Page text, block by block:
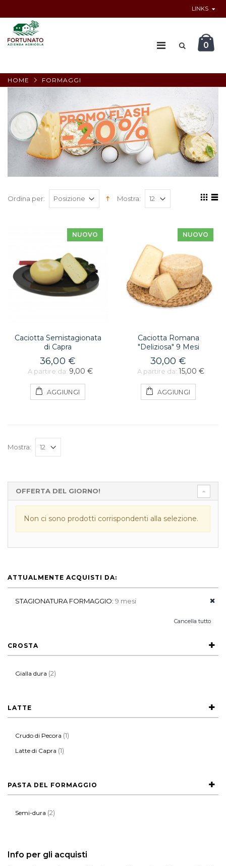
LINKS
0
HOME FORMAGGI
Ordina per: Mostra:
NUOVO
Caciotta Semistagionata
di Capra
36,00 €
A partire da: 9,00 €
AGGIUNGI
NUOVO
Caciotta Romana
"Deliziosa" 9 Mesi
30,00 €
A partire da: 15,00 €
AGGIUNGI
Mostra:
OFFERTA DEL GIORNO!
Non ci sono prodotti corrispondenti alla selezione.
ATTUALMENTE ACQUISTI DA:
STAGIONATURA FORMAGGIO: 9 mesi
Cancella tutto
CROSTA
Gialla dura (2)
LATTE
Crudo di Pecora (1)
Latte di Capra (1)
PASTA DEL FORMAGGIO
Semi-dura (2)
Info per gli acquisti